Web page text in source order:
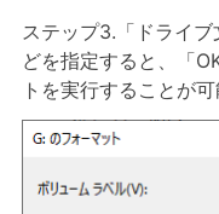
ステップ3.「ドライ
どを指定すると、「
トを実行することが可